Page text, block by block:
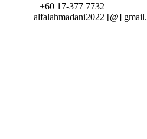
+60 17-377 7732
alfalahmadani2022 [@]